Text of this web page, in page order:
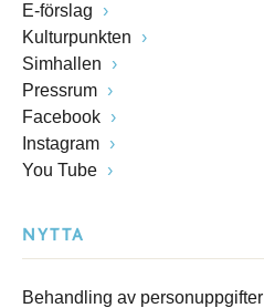
E-förslag
Kulturpunkten
Simhallen
Pressrum
Facebook
Instagram
You Tube
NYTTA
Behandling av personuppgifter